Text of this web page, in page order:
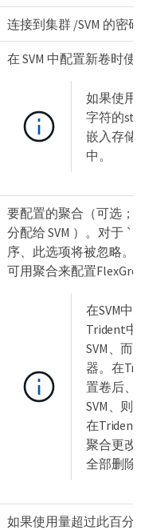
连接到集群 /SVM 的密
在 SVM 中配置新卷时
如果使用
字符的
嵌入存储
中。
要配置的聚合（可选；
分配给 SVM ）。对于
序、此选项将被忽略。
可用聚合来配置
在SVM中
Trident中
SVM、而
器。在
置卷后、
SVM、则
在Trident
聚合更改
全部删除
如果使用量超过此百分